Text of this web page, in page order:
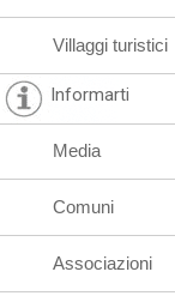
Villaggi turistici
Informarti
Media
Comuni
Associazioni